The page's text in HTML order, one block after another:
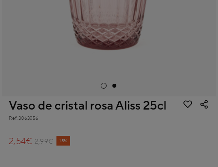
Vaso de cristal rosa Aliss 25cl
Ref. 3063256
Price reduced from
2,99€
to 15%
2,54€